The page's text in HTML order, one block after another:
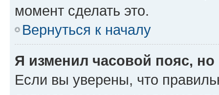
момент сделать это.
Вернуться к началу
Я изменил часовой пояс,
Если вы уверены, что